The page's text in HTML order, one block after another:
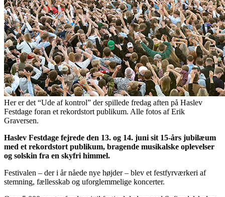
Her er det “Ude af kontrol” der spillede fredag aften på Haslev
Festdage foran et rekordstort publikum. Alle fotos af Erik
Graversen.
Haslev Festdage fejrede den 13. og 14. juni sit 15-års jubilæum
med et rekordstort publikum, bragende musikalske oplevelser
og solskin fra en skyfri himmel.
Festivalen – der i år nåede nye højder – blev et festfyrværkeri af
stemning, fællesskab og uforglemmelige koncerter.